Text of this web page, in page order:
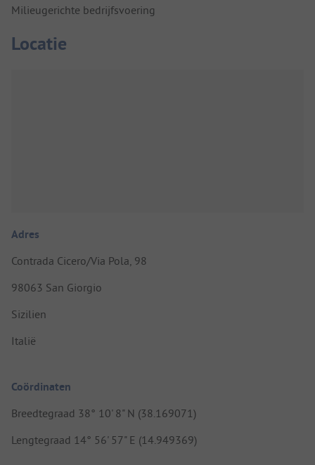
Milieugerichte bedrijfsvoering
Locatie
Adres
Contrada Cicero/Via Pola, 98
98063 San Giorgio
Sizilien
Italië
Coördinaten
Breedtegraad 38° 10' 8" N (38.169071)
Lengtegraad 14° 56' 57" E (14.949369)